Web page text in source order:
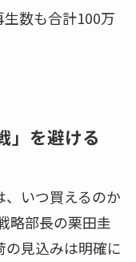
数も合計100万
」を避ける
いつ買えるのか
略部長の栗田圭
見込みは明確に